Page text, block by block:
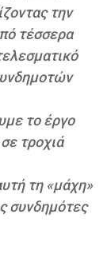
την
τέσσερα
το έργο
τροχιά
τη «μάχη»
συνδημότες